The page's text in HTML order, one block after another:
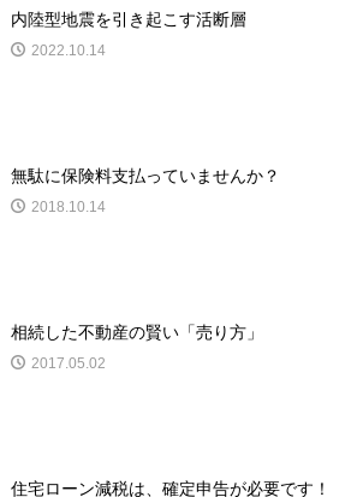
内陸型地震を引き起こす活断層
2022.10.14
無駄に保険料支払っていませんか？
2018.10.14
相続した不動産の賢い「売り方」
2017.05.02
住宅ローン減税は、確定申告が必要です！